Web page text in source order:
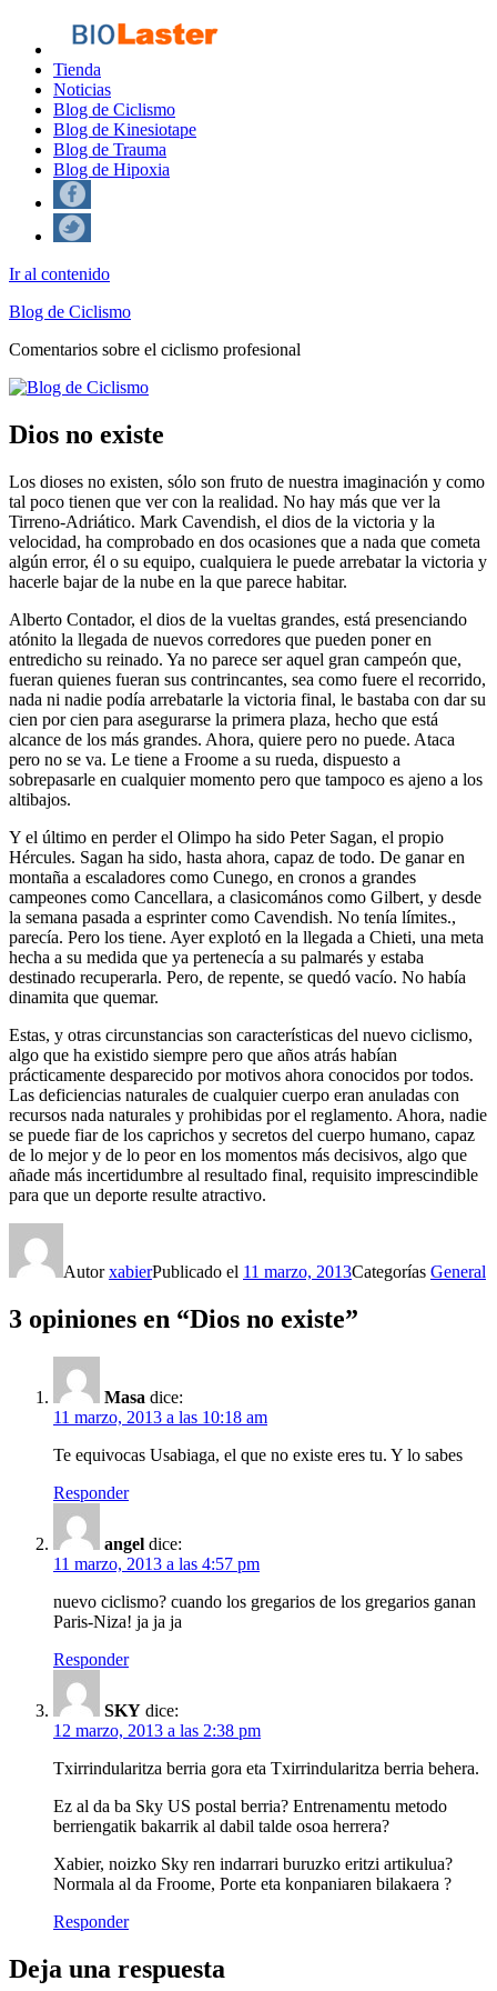
Tienda
Noticias
Blog de Ciclismo
Blog de Kinesiotape
Blog de Trauma
Blog de Hipoxia
Ir al contenido
Blog de Ciclismo
Comentarios sobre el ciclismo profesional
Dios no existe
Los dioses no existen, sólo son fruto de nuestra imaginación y como
tal poco tienen que ver con la realidad. No hay más que ver la
Tirreno-Adriático. Mark Cavendish, el dios de la victoria y la
velocidad, ha comprobado en dos ocasiones que a nada que cometa
algún error, él o su equipo, cualquiera le puede arrebatar la victoria y
hacerle bajar de la nube en la que parece habitar.
Alberto Contador, el dios de la vueltas grandes, está presenciando
atónito la llegada de nuevos corredores que pueden poner en
entredicho su reinado. Ya no parece ser aquel gran campeón que,
fueran quienes fueran sus contrincantes, sea como fuere el recorrido,
nada ni nadie podía arrebatarle la victoria final, le bastaba con dar su
cien por cien para asegurarse la primera plaza, hecho que está
alcance de los más grandes. Ahora, quiere pero no puede. Ataca
pero no se va. Le tiene a Froome a su rueda, dispuesto a
sobrepasarle en cualquier momento pero que tampoco es ajeno a los
altibajos.
Y el último en perder el Olimpo ha sido Peter Sagan, el propio
Hércules. Sagan ha sido, hasta ahora, capaz de todo. De ganar en
montaña a escaladores como Cunego, en cronos a grandes
campeones como Cancellara, a clasicomános como Gilbert, y desde
la semana pasada a esprinter como Cavendish. No tenía límites.,
parecía. Pero los tiene. Ayer explotó en la llegada a Chieti, una meta
hecha a su medida que ya pertenecía a su palmarés y estaba
destinado recuperarla. Pero, de repente, se quedó vacío. No había
dinamita que quemar.
Estas, y otras circunstancias son características del nuevo ciclismo,
algo que ha existido siempre pero que años atrás habían
prácticamente desparecido por motivos ahora conocidos por todos.
Las deficiencias naturales de cualquier cuerpo eran anuladas con
recursos nada naturales y prohibidas por el reglamento. Ahora, nadie
se puede fiar de los caprichos y secretos del cuerpo humano, capaz
de lo mejor y de lo peor en los momentos más decisivos, algo que
añade más incertidumbre al resultado final, requisito imprescindible
para que un deporte resulte atractivo.
AutorxabierPublicado el 11 marzo, 2013Categorías General
3 opiniones en “Dios no existe”
Masa dice:
11 marzo, 2013 a las 10:18 am
Te equivocas Usabiaga, el que no existe eres tu. Y lo sabes
Responder
angel dice:
11 marzo, 2013 a las 4:57 pm
nuevo ciclismo? cuando los gregarios de los gregarios ganan
Paris-Niza! ja ja ja
Responder
SKY dice:
12 marzo, 2013 a las 2:38 pm
Txirrindularitza berria gora eta Txirrindularitza berria behera.
Ez al da ba Sky US postal berria? Entrenamentu metodo
berriengatik bakarrik al dabil talde osoa herrera?
Xabier, noizko Sky ren indarrari buruzko eritzi artikulua?
Normala al da Froome, Porte eta konpaniaren bilakaera ?
Responder
Deja una respuesta